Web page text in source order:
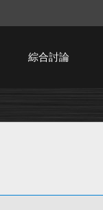
綜合討論